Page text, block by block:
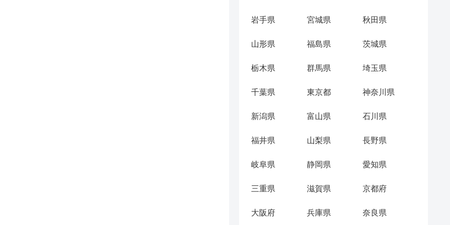
岩手県 宮城県 秋田県
山形県 福島県 茨城県
栃木県 群馬県 埼玉県
千葉県 東京都 神奈川県
新潟県 富山県 石川県
福井県 山梨県 長野県
岐阜県 静岡県 愛知県
三重県 滋賀県 京都府
大阪府 兵庫県 奈良県